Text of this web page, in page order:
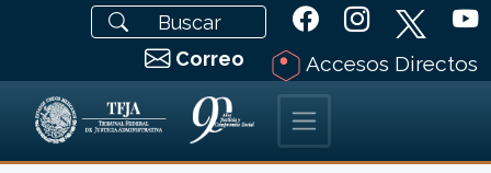
Correo Accesos Directos